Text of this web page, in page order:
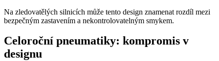
Na zledovatělých silnicích může tento design znamenat rozdíl mezi
bezpečným zastavením a nekontrolovatelným smykem.
Celoroční pneumatiky: kompromis v
designu